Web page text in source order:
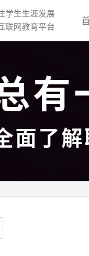
学生生涯发展
联网教育平台
有
面了